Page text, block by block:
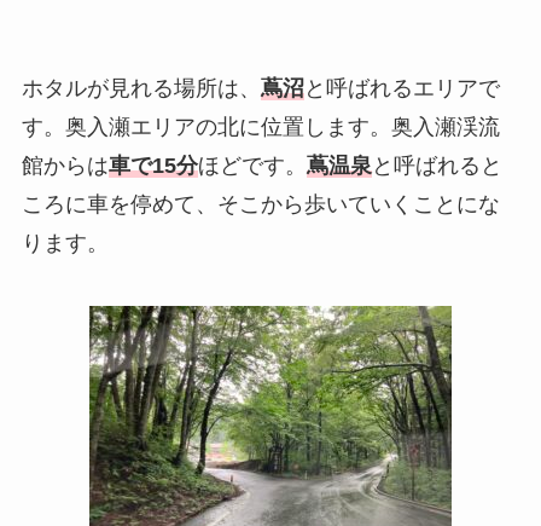
ホタルが見れる場所は、 蔦沼と呼ばれるエリアで
す。奥入瀬エリアの北に位置します。奥入瀬渓流
館からは車で15分ほどです。 蔦温泉と呼ばれると
ころに車を停めて、そこから歩いていくことにな
ります。